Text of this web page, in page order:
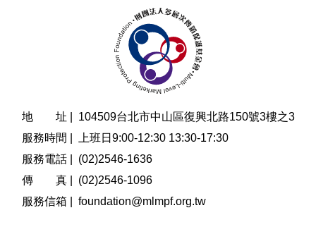
地 址 |
104509台北市中山區復興北路150號3樓之3
服務時間 |
上班日9:00-12:30 13:30-17:30
服務電話 |
(02)2546-1636
傳 真 |
(02)2546-1096
服務信箱 |
foundation@mlmpf.org.tw